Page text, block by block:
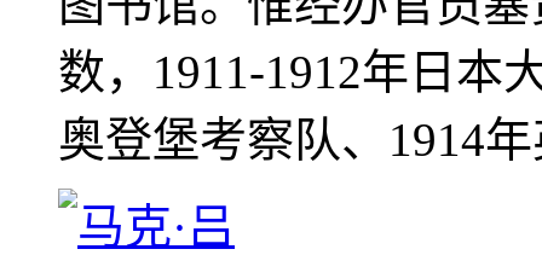
数，1911-1912年日本
奥登堡考察队、1914